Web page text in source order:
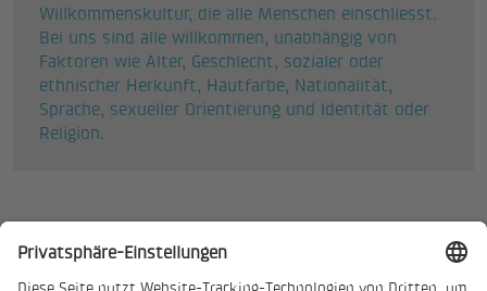
Willkommenskultur, die alle Menschen einschliesst.
Bei uns sind alle willkommen, unabhängig von
Faktoren wie Alter, Geschlecht, sozialer oder
ethnischer Herkunft, Hautfarbe, Nationalität,
Sprache, sexueller Orientierung und Identität oder
Religion.